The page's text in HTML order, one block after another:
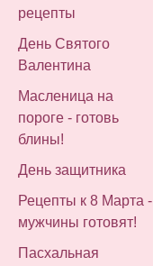
рецепты
День Святого
Валентина
Масленица на
пороге - готовь
блины!
День защитника
Рецепты к 8 Марта -
мужчины готовят!
Пасхальная